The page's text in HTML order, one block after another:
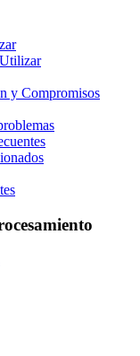
y Compromisos